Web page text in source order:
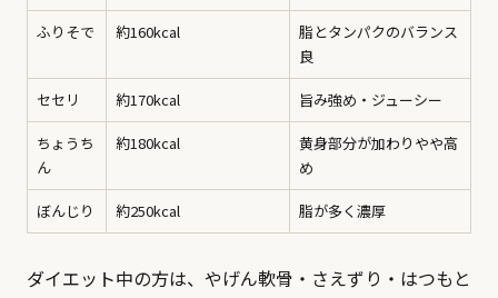
ふりそで 約160kcal
脂とタンパクのバランス
良
セセリ 約170kcal 旨み強め・ジューシー
ちょうち
ん
約180kcal
黄身部分が加わりやや高
め
ぼんじり 約250kcal 脂が多く濃厚
ダイエット中の方は、やげん軟骨・さえずり・はつもと